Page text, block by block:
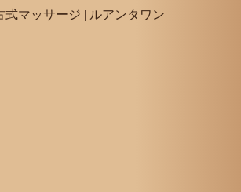
式マッサージ | ルアンタワン